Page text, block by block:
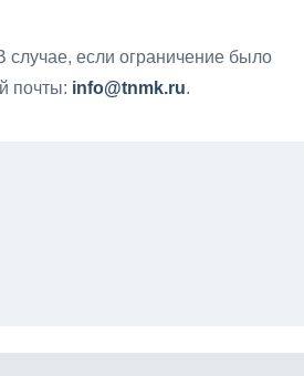
случае, если ограничение было
почты: info@tnmk.ru.